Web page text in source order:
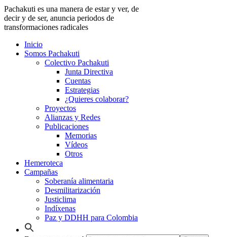
Pachakuti es una manera de estar y ver, de
decir y de ser, anuncia periodos de
transformaciones radicales
Inicio
Somos Pachakuti
Colectivo Pachakuti
Junta Directiva
Cuentas
Estrategias
¿Quieres colaborar?
Proyectos
Alianzas y Redes
Publicaciones
Memorias
Vídeos
Otros
Hemeroteca
Campañas
Soberanía alimentaria
Desmilitarización
Justiclima
Indíxenas
Paz y DDHH para Colombia